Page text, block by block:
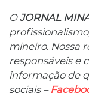
OJORNAL
mineiro. Nossa
responsáveis ​​e
informação de
sociais –